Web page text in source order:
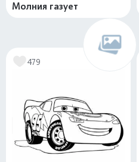
Молния газует
479